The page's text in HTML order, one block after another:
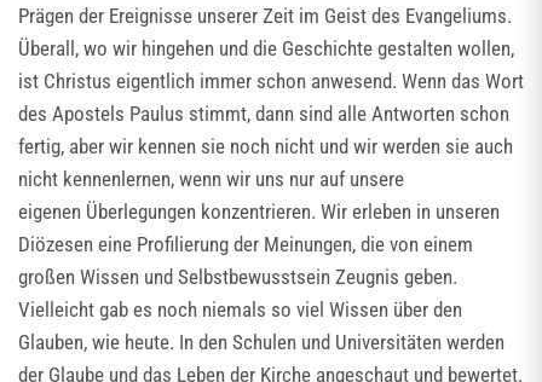
Prägen der Ereignisse unserer Zeit im Geist des Evangeliums.
Überall, wo wir hingehen und die Geschichte gestalten wollen,
ist Christus eigentlich immer schon anwesend. Wenn das Wort
des Apostels Paulus stimmt, dann sind alle Antworten schon
fertig, aber wir kennen sie noch nicht und wir werden sie auch
nicht kennenlernen, wenn wir uns nur auf unsere
eigenen Überlegungen konzentrieren. Wir erleben in unseren
Diözesen eine Profilierung der Meinungen, die von einem
großen Wissen und Selbstbewusstsein Zeugnis geben.
Vielleicht gab es noch niemals so viel Wissen über den
Glauben, wie heute. In den Schulen und Universitäten werden
der Glaube und das Leben der Kirche angeschaut und bewertet.